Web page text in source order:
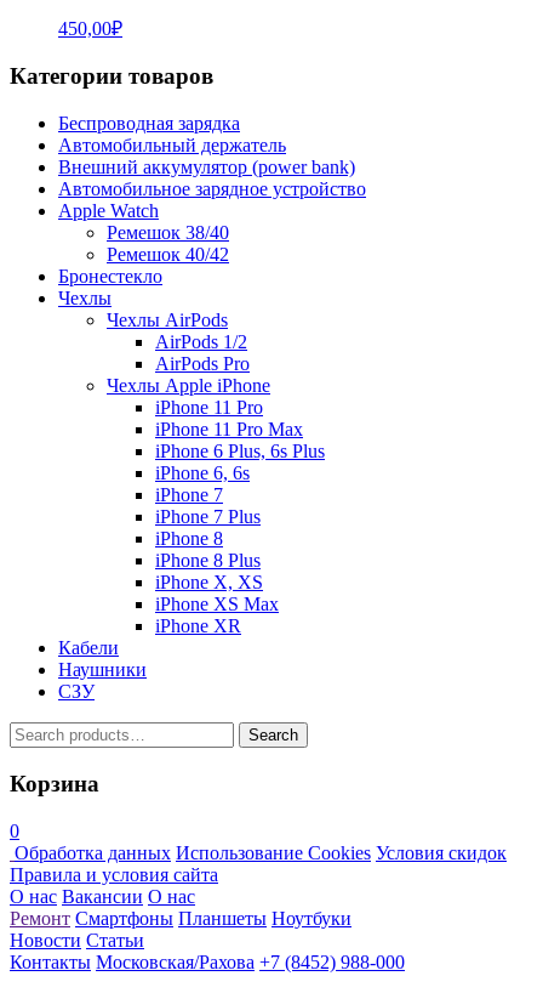
450,00₽
Категории товаров
Беспроводная зарядка
Автомобильный держатель
Внешний аккумулятор (power bank)
Автомобильное зарядное устройство
Apple Watch
Ремешок 38/40
Ремешок 40/42
Бронестекло
Чехлы
Чехлы AirPods
AirPods 1/2
AirPods Pro
Чехлы Apple iPhone
iPhone 11 Pro
iPhone 11 Pro Max
iPhone 6 Plus, 6s Plus
iPhone 6, 6s
iPhone 7
iPhone 7 Plus
iPhone 8
iPhone 8 Plus
iPhone X, XS
iPhone XS Max
iPhone XR
Кабели
Наушники
СЗУ
Search
for:
Search
Корзина
0
Обработка данных Использование Cookies Условия скидок
Правила и условия сайта
О нас Вакансии О нас
Ремонт Смартфоны Планшеты Ноутбуки
Новости Статьи
Контакты Московская/Рахова +7 (8452) 988-000